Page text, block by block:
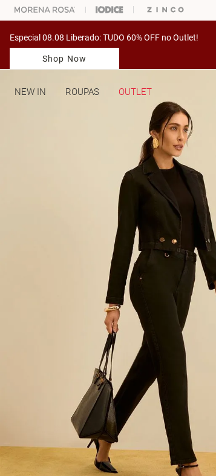
ESCOLHER SEU LOOK? FALE COM NOSSA PERSONAL SHOPPER.
Especial 08.08 Liberado: TUDO 60% OFF no Outlet!
Shop Now
NEW IN ROUPAS OUTLET